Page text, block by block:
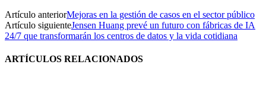
Artículo anteriorMejoras en la gestión de casos en el sector público
Artículo siguienteJensen Huang prevé un futuro con fábricas de IA
24/7 que transformarán los centros de datos y la vida cotidiana
ARTÍCULOS RELACIONADOS